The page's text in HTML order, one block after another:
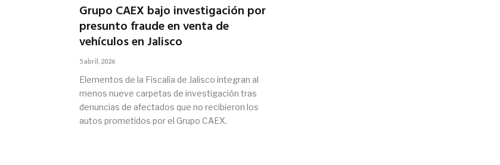
Grupo CAEX bajo investigación por
presunto fraude en venta de
vehículos en Jalisco
5 abril, 2026
Elementos de la Fiscalía de Jalisco integran al
menos nueve carpetas de investigación tras
denuncias de afectados que no recibieron los
autos prometidos por el Grupo CAEX.